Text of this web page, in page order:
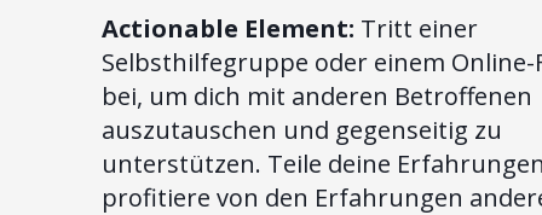
Actionable Element: Tritt einer
Selbsthilfegruppe oder einem
bei, um dich mit anderen Betroffenen
auszutauschen und gegenseitig zu
unterstützen. Teile deine
profitiere von den Erfahrungen